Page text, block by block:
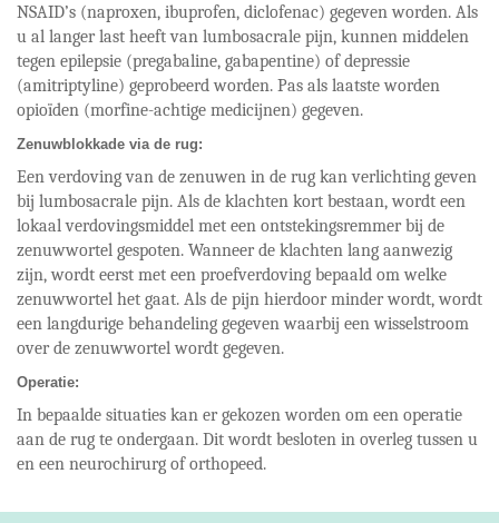
NSAID’s (naproxen, ibuprofen, diclofenac) gegeven worden. Als
u al langer last heeft van lumbosacrale pijn, kunnen middelen
tegen epilepsie (pregabaline, gabapentine) of depressie
(amitriptyline) geprobeerd worden. Pas als laatste worden
opioïden (morfine-achtige medicijnen) gegeven.
Zenuwblokkade via de rug:
Een verdoving van de zenuwen in de rug kan verlichting geven
bij lumbosacrale pijn. Als de klachten kort bestaan, wordt een
lokaal verdovingsmiddel met een ontstekingsremmer bij de
zenuwwortel gespoten. Wanneer de klachten lang aanwezig
zijn, wordt eerst met een proefverdoving bepaald om welke
zenuwwortel het gaat. Als de pijn hierdoor minder wordt, wordt
een langdurige behandeling gegeven waarbij een wisselstroom
over de zenuwwortel wordt gegeven.
Operatie:
In bepaalde situaties kan er gekozen worden om een operatie
aan de rug te ondergaan. Dit wordt besloten in overleg tussen u
en een neurochirurg of orthopeed.